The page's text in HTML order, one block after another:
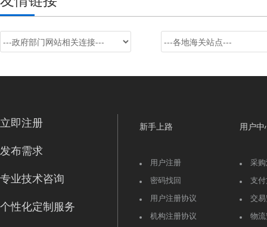
立即注册
发布需求
专业技术咨询
个性化定制服务
新手上路
用户注册
密码找回
用户注册协议
机构注册协议
用户中
采
支
交
物